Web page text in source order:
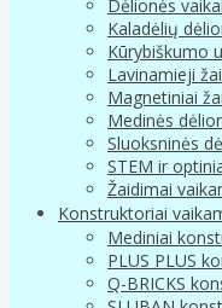
Dėlionės
Kaladėlių
Kūrybiškumo
Lavinamieji
Magnetiniai
Medinės
Sluoksninės
STEM ir
Žaidimai
Konstruktoriai
Mediniai
PLUS PLUS
Q-BRICKS